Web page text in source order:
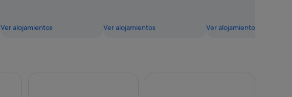
Ver alojamientos Ver alojamientos Ver alojamientos